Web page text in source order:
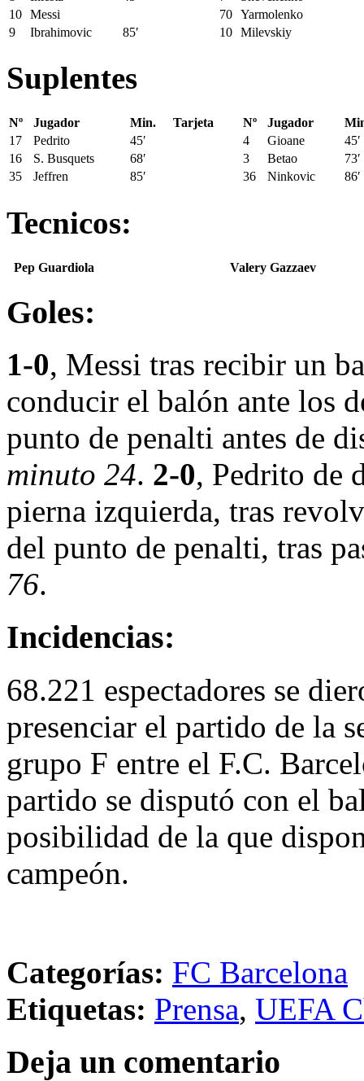
10 Messi 70 Yarmolenko
9
Ibrahimovic 85′ 10 Milevskiy
Suplentes
Nº Jugador Min. Tarjeta Nº Jugador
17
Pedrito 45′ 4 Gioane
45′
16
S. Busquets 68′ 3 Betao
73′
35
Jeffren 85′ 36 Ninkovic 86′
Tecnicos:
Pep Guardiola Valery Gazzaev
Goles:
1-0, Messi tras recibir un
conducir el balón ante los
punto de penalti antes de
minuto 24. 2-0, Pedrito de
pierna izquierda, tras
del punto de penalti, tras
76.
Incidencias:
68.221 espectadores se
presenciar el partido de la
grupo F entre el F.C.
partido se disputó con el
posibilidad de la que
campeón.
Categorías: FC Barcelona
Etiquetas: Prensa, UEFA
Deja un comentario